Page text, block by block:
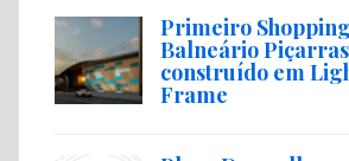
Primeiro
Balneário
construído em
Frame